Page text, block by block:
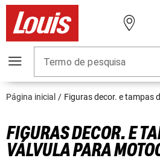
Termo de pesquisa
Página inicial Figuras decor. e tampas
FIGURAS DECOR. E
VÁLVULA PARA